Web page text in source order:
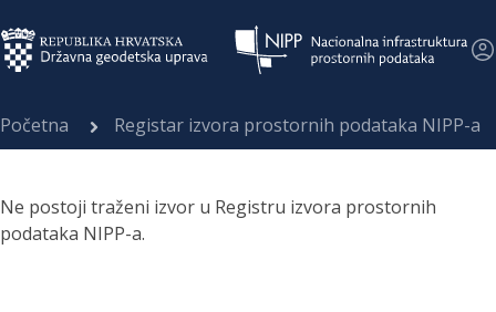
Početna Registar izvora prostornih podataka NIPP-a
Ne postoji traženi izvor u Registru izvora prostornih
podataka NIPP-a.